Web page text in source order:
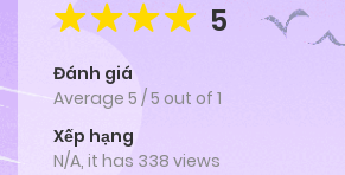
5
Đánh giá
Average 5 /5 out of 1
Xếp hạng
N/A, it has 338 views